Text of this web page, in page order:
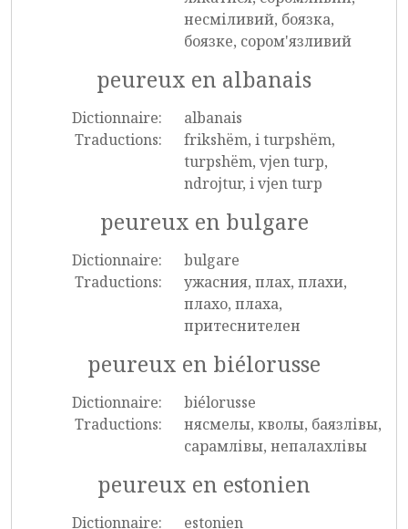
несміливий, боязка,
боязке, сором'язливий
peureux en albanais
Dictionnaire:
albanais
Traductions:
frikshëm, i turpshëm,
turpshëm, vjen turp,
ndrojtur, i vjen turp
peureux en bulgare
Dictionnaire:
bulgare
Traductions:
ужасния, плах, плахи,
плахо, плаха,
притеснителен
peureux en biélorusse
Dictionnaire:
biélorusse
Traductions:
нясмелы, кволы, баязлівы,
сарамлівы, непалахлівы
peureux en estonien
Dictionnaire:
estonien